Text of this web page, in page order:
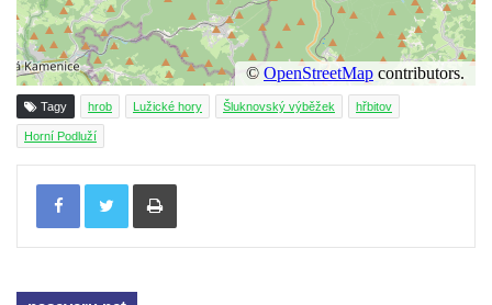
hřbitově v Lužci nad Vltavou
Hrob rodiny Tichých a Dvořákových na
hřbitově v Lužci nad Vltavou
Hrob rodiny Grosmanovy na hřbitově v
Lužci nad Vltavou
Hrob rodiny Pokorných z Vraňan na
hřbitově v Lužci nad Vltavou
Hrob Karla Krále a Františka Kramaty na
Tagy hrob Lužické hory Šluknovský výběžek hřbitov
Horní Podluží
Tisknout